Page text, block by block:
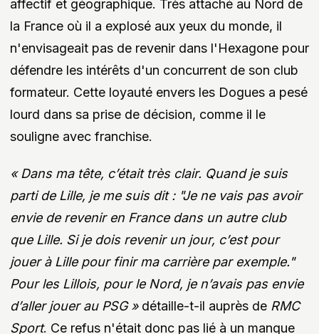
affectif et géographique. Très attaché au Nord de
la France où il a explosé aux yeux du monde, il
n'envisageait pas de revenir dans l'Hexagone pour
défendre les intérêts d'un concurrent de son club
formateur. Cette loyauté envers les Dogues a pesé
lourd dans sa prise de décision, comme il le
souligne avec franchise.
« Dans ma tête, c’était très clair. Quand je suis
parti de Lille, je me suis dit : "Je ne vais pas avoir
envie de revenir en France dans un autre club
que Lille. Si je dois revenir un jour, c’est pour
jouer à Lille pour finir ma carrière par exemple."
Pour les Lillois, pour le Nord, je n’avais pas envie
d’aller jouer au PSG »détaille-t-il auprès de RMC
Sport. Ce refus n'était donc pas lié à un manque